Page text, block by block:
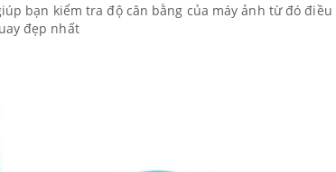
bạn kiểm tra độ cân bằng của máy ảnh từ đó điều
đẹp nhất